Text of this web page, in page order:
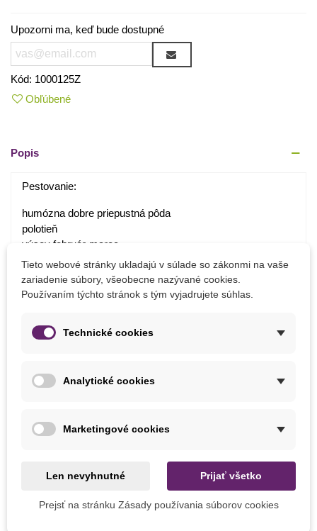
Upozorni ma, keď bude dostupné
Kód: 1000125Z
Obľúbené
Popis
Pestovanie:
humózna dobre priepustná pôda
polotieň
výsev február-marec
spon 40x40 cm
hĺbka výsevu 0,5-1 cm
doba klíčenia 6-12 dní
Tieto webové stránky ukladajú v súlade so zákonmi na vaše
zariadenie súbory, všeobecne nazývané cookies.
Používaním týchto stránok s tým vyjadrujete súhlas.
Technické cookies
Analytické cookies
Marketingové cookies
Len nevyhnutné Prijať všetko
Prejsť na stránku Zásady používania súborov cookies